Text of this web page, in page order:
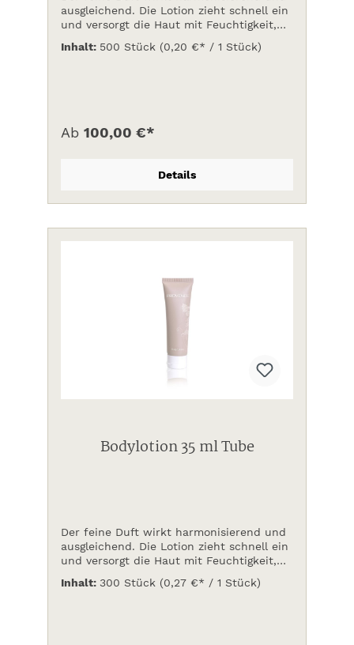
ausgleichend. Die Lotion zieht schnell ein
und versorgt die Haut mit Feuchtigkeit,
Inhalt: 500 Stück (0,20 €* / 1 Stück)
Ab 100,00 €*
Details
Bodylotion 35 ml Tube
Der feine Duft wirkt harmonisierend und
ausgleichend. Die Lotion zieht schnell ein
und versorgt die Haut mit Feuchtigkeit,
Inhalt: 300 Stück (0,27 €* / 1 Stück)